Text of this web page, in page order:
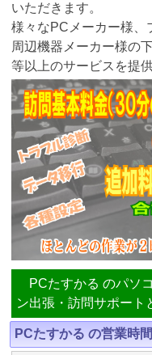
いただきます。
様々なPCメーカー様、
周辺機器メーカー様の
等以上のサービスを提
PCたすかる のパソ
ン出張・訪問サポート
PCたすかる の営業時間